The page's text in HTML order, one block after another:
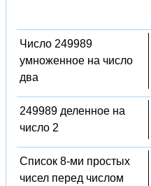
Число 249989
умноженное на число
два
249989 деленное на
число 2
Список 8-ми простых
чисел перед числом